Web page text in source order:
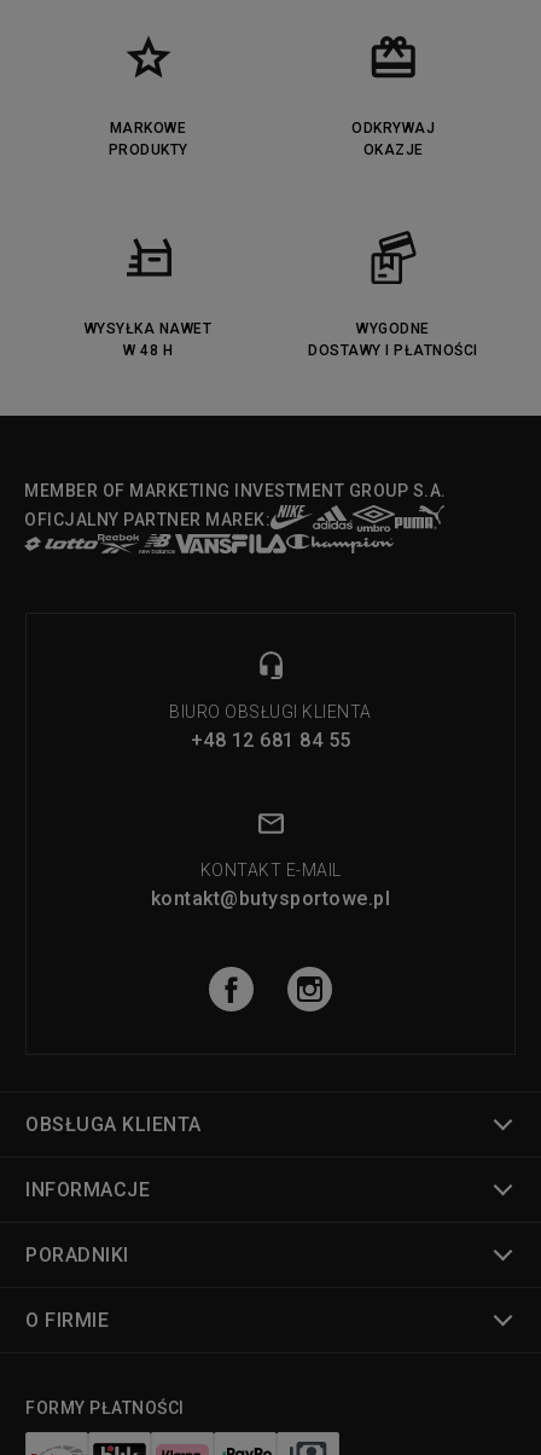
MARKOWE
PRODUKTY
ODKRYWAJ
OKAZJE
WYSYŁKA NAWET
W 48 H
WYGODNE
DOSTAWY I PŁATNOŚCI
MEMBER OF MARKETING INVESTMENT GROUP S.A.
OFICJALNY PARTNER MAREK:
BIURO OBSŁUGI KLIENTA
+48 12 681 84 55
KONTAKT E-MAIL
kontakt@butysportowe.pl
OBSŁUGA KLIENTA
INFORMACJE
PORADNIKI
O FIRMIE
FORMY PŁATNOŚCI